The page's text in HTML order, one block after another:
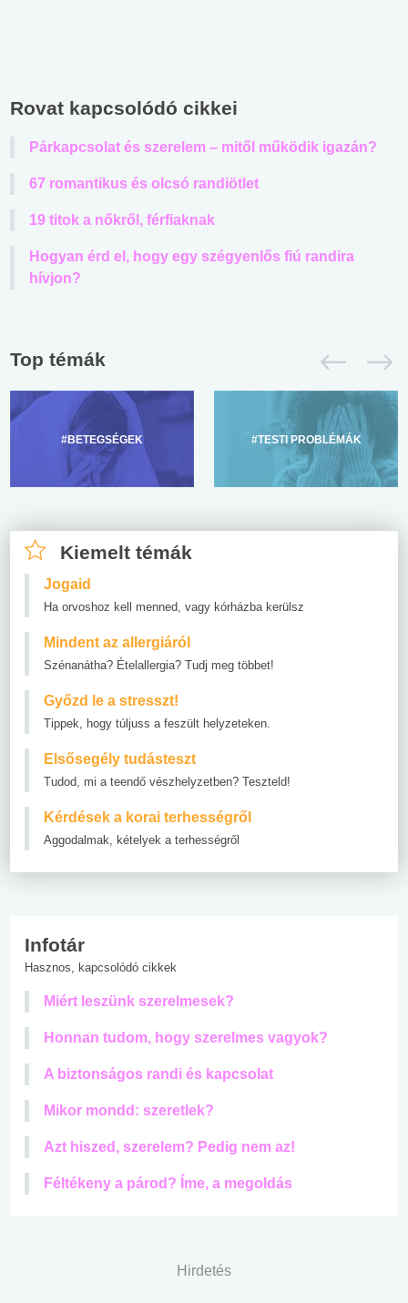
Rovat kapcsolódó cikkei
Párkapcsolat és szerelem – mitől működik igazán?
67 romantikus és olcsó randiötlet
19 titok a nőkről, férfiaknak
Hogyan érd el, hogy egy szégyenlős fiú randira
hívjon?
Top témák
#BETEGSÉGEK #TESTI PROBLÉMÁK
Kiemelt témák
Jogaid
Ha orvoshoz kell menned, vagy kórházba kerülsz
Mindent az allergiáról
Szénanátha? Ételallergia? Tudj meg többet!
Győzd le a stresszt!
Tippek, hogy túljuss a feszült helyzeteken.
Elsősegély tudásteszt
Tudod, mi a teendő vészhelyzetben? Teszteld!
Kérdések a korai terhességről
Aggodalmak, kételyek a terhességről
Infotár
Hasznos, kapcsolódó cikkek
Miért leszünk szerelmesek?
Honnan tudom, hogy szerelmes vagyok?
A biztonságos randi és kapcsolat
Mikor mondd: szeretlek?
Azt hiszed, szerelem? Pedig nem az!
Féltékeny a párod? Íme, a megoldás
Hirdetés